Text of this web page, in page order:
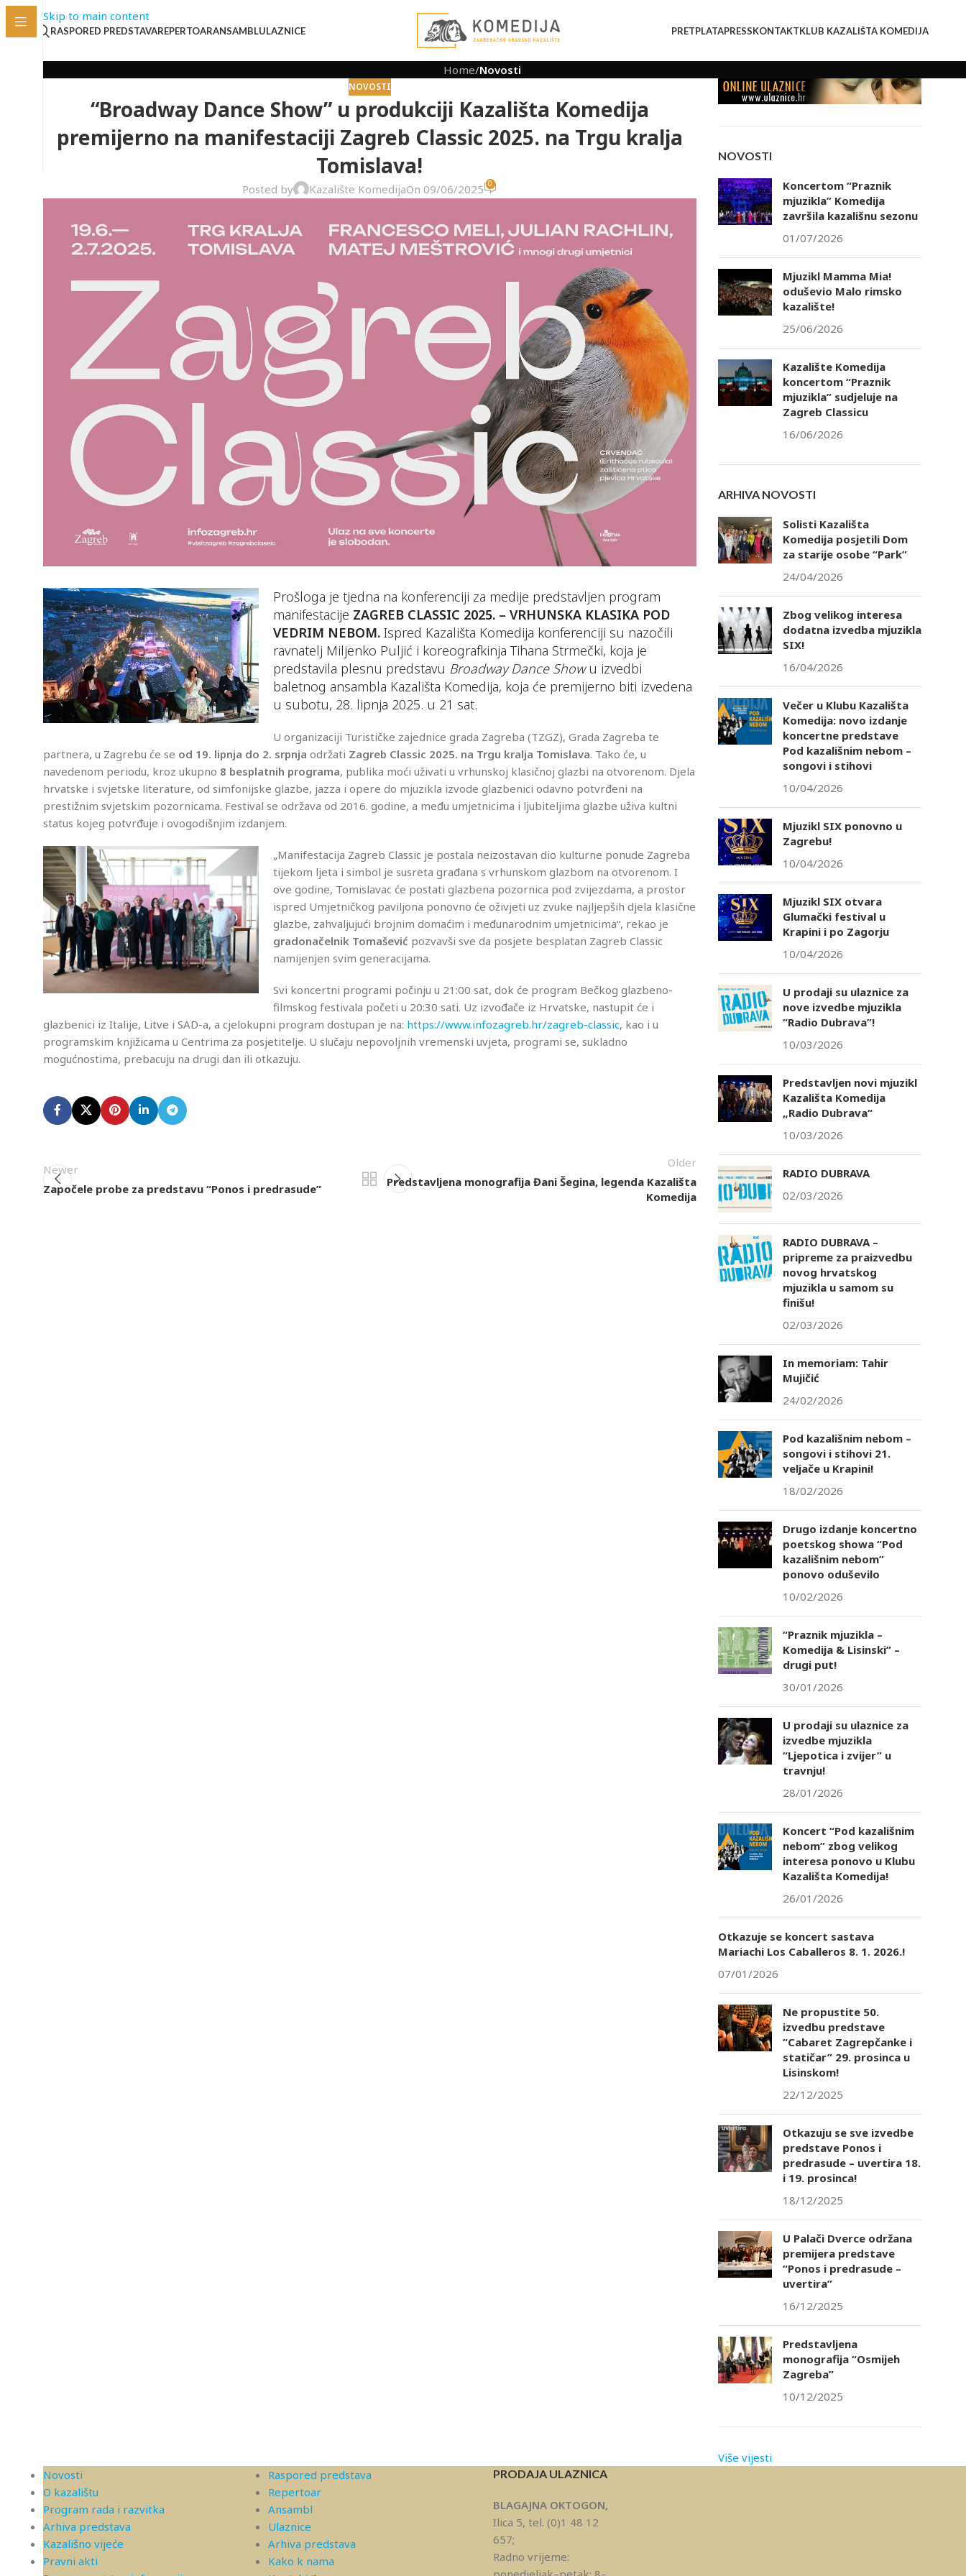
Skip to main content
RASPORED PREDSTAVAREPERTOARANSAMBLULAZNICE PRETPLATAPRESSKONTAKTKLUB KAZALIŠTA KOMEDIJA
Home/Novosti
NOVOSTI
“Broadway Dance Show” u produkciji Kazališta Komedija
premijerno na manifestaciji Zagreb Classic 2025. na Trgu kralja
Tomislava!
Posted by Kazalište KomedijaOn 09/06/2025 0
Prošloga je tjedna na konferenciji za medije predstavljen program
manifestacije ZAGREB CLASSIC 2025. – VRHUNSKA KLASIKA POD
VEDRIM NEBOM. Ispred Kazališta Komedija konferenciji su nazočili
ravnatelj Miljenko Puljić i koreografkinja Tihana Strmečki, koja je
predstavila plesnu predstavu Broadway Dance Showu izvedbi
baletnog ansambla Kazališta Komedija, koja će premijerno biti izvedena
u subotu, 28. lipnja 2025. u 21 sat.
U organizaciji Turističke zajednice grada Zagreba (TZGZ), Grada Zagreba te
partnera, u Zagrebu će se od 19. lipnja do 2. srpnja održati Zagreb Classic 2025. na Trgu kralja Tomislava. Tako će, u
navedenom periodu, kroz ukupno 8 besplatnih programa, publika moći uživati u vrhunskoj klasičnoj glazbi na otvorenom. Djela
hrvatske i svjetske literature, od simfonijske glazbe, jazza i opere do mjuzikla izvode glazbenici odavno potvrđeni na
prestižnim svjetskim pozornicama. Festival se održava od 2016. godine, a među umjetnicima i ljubiteljima glazbe uživa kultni
status kojeg potvrđuje i ovogodišnjim izdanjem.
„Manifestacija Zagreb Classic je postala neizostavan dio kulturne ponude Zagreba
tijekom ljeta i simbol je susreta građana s vrhunskom glazbom na otvorenom. I
ove godine, Tomislavac će postati glazbena pozornica pod zvijezdama, a prostor
ispred Umjetničkog paviljona ponovno će oživjeti uz zvuke najljepših djela klasične
glazbe, zahvaljujući brojnim domaćim i međunarodnim umjetnicima“, rekao je
gradonačelnik Tomašević pozvavši sve da posjete besplatan Zagreb Classic
namijenjen svim generacijama.
Svi koncertni programi počinju u 21:00 sat, dok će program Bečkog glazbeno-
filmskog festivala početi u 20:30 sati. Uz izvođače iz Hrvatske, nastupit će i
glazbenici iz Italije, Litve i SAD-a, a cjelokupni program dostupan je na: https://www.infozagreb.hr/zagreb-classic, kao i u
programskim knjižicama u Centrima za posjetitelje. U slučaju nepovoljnih vremenski uvjeta, programi se, sukladno
mogućnostima, prebacuju na drugi dan ili otkazuju.
Newer
Započele probe za predstavu “Ponos i predrasude”
Older
Predstavljena monografija Đani Šegina, legenda Kazališta
Komedija
NOVOSTI
Koncertom “Praznik
mjuzikla” Komedija
završila kazališnu sezonu
01/07/2026
Mjuzikl Mamma Mia!
oduševio Malo rimsko
kazalište!
25/06/2026
Kazalište Komedija
koncertom “Praznik
mjuzikla” sudjeluje na
Zagreb Classicu
16/06/2026
ARHIVA NOVOSTI
Solisti Kazališta
Komedija posjetili Dom
za starije osobe “Park”
24/04/2026
Zbog velikog interesa
dodatna izvedba mjuzikla
SIX!
16/04/2026
Večer u Klubu Kazališta
Komedija: novo izdanje
koncertne predstave
Pod kazališnim nebom –
songovi i stihovi
10/04/2026
Mjuzikl SIX ponovno u
Zagrebu!
10/04/2026
Mjuzikl SIX otvara
Glumački festival u
Krapini i po Zagorju
10/04/2026
U prodaji su ulaznice za
nove izvedbe mjuzikla
“Radio Dubrava”!
10/03/2026
Predstavljen novi mjuzikl
Kazališta Komedija
„Radio Dubrava“
10/03/2026
RADIO DUBRAVA
02/03/2026
RADIO DUBRAVA –
pripreme za praizvedbu
novog hrvatskog
mjuzikla u samom su
finišu!
02/03/2026
In memoriam: Tahir
Mujičić
24/02/2026
Pod kazališnim nebom –
songovi i stihovi 21.
veljače u Krapini!
18/02/2026
Drugo izdanje koncertno
poetskog showa “Pod
kazališnim nebom”
ponovo oduševilo
10/02/2026
“Praznik mjuzikla –
Komedija & Lisinski” –
drugi put!
30/01/2026
U prodaji su ulaznice za
izvedbe mjuzikla
“Ljepotica i zvijer” u
travnju!
28/01/2026
Koncert “Pod kazališnim
nebom” zbog velikog
interesa ponovo u Klubu
Kazališta Komedija!
26/01/2026
Otkazuje se koncert sastava
Mariachi Los Caballeros 8. 1. 2026.!
07/01/2026
Ne propustite 50.
izvedbu predstave
“Cabaret Zagrepčanke i
statičar” 29. prosinca u
Lisinskom!
22/12/2025
Otkazuju se sve izvedbe
predstave Ponos i
predrasude – uvertira 18.
i 19. prosinca!
18/12/2025
U Palači Dverce održana
premijera predstave
“Ponos i predrasude –
uvertira”
16/12/2025
Predstavljena
monografija “Osmijeh
Zagreba”
10/12/2025
Više vijesti
Novosti
O kazalištu
Program rada i razvitka
Arhiva predstava
Kazališno vijeće
Pravni akti
Raspored predstava
Repertoar
Ansambl
Ulaznice
Arhiva predstava
Kako k nama
PRODAJA ULAZNICA
BLAGAJNA OKTOGON,
Ilica 5, tel. (0)1 48 12
657;
Radno vrijeme: